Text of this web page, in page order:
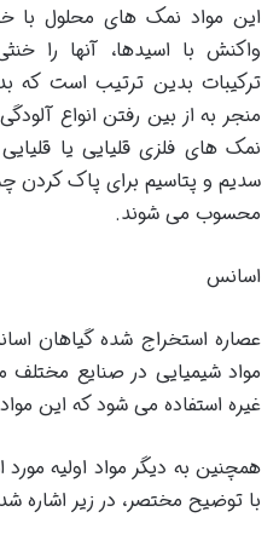
این مواد نمک های محلول
واکنش با اسیدها، آنها را
ترکیبات بدین ترتیب است که
منجر به از بین رفتن انواع
نمک های فلزی قلیایی یا
سدیم و پتاسیم برای پاک کردن
محسوب می شوند.
اسانس
عصاره استخراج شده گیاهان
مواد شیمیایی در صنایع مختلف
غیره استفاده می شود که این
همچنین به دیگر مواد اولیه
با توضیح مختصر، در زیر اشاره